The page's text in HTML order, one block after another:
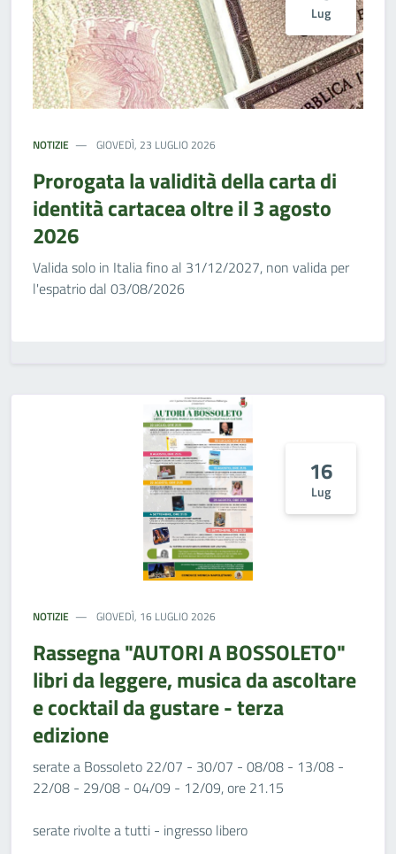
Lug
NOTIZIE GIOVEDÌ, 23 LUGLIO 2026
Prorogata la validità della carta di
identità cartacea oltre il 3 agosto
2026
Valida solo in Italia fino al 31/12/2027, non valida per
l'espatrio dal 03/08/2026
16
Lug
NOTIZIE GIOVEDÌ, 16 LUGLIO 2026
Rassegna "AUTORI A BOSSOLETO"
libri da leggere, musica da ascoltare
e cocktail da gustare - terza
edizione
serate a Bossoleto 22/07 - 30/07 - 08/08 - 13/08 -
22/08 - 29/08 - 04/09 - 12/09, ore 21.15
serate rivolte a tutti - ingresso libero